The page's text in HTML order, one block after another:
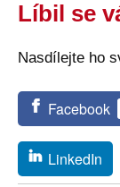
Líbil se
Nasdílejte ho
Facebook
LinkedIn